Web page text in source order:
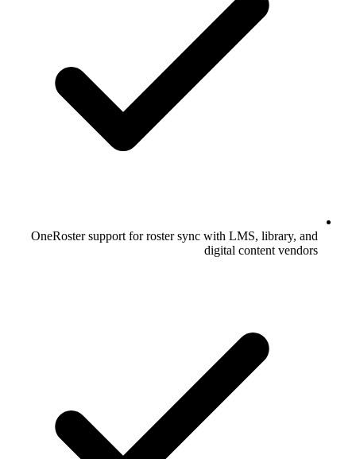
OneRoster support for roster sync with LMS, library, and
digital content vendors